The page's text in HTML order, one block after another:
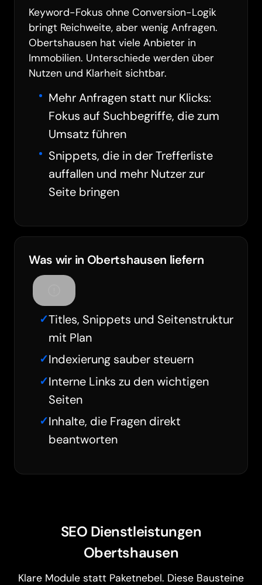
Keyword-Fokus ohne Conversion-Logik
bringt Reichweite, aber wenig Anfragen.
Obertshausen hat viele Anbieter in
Immobilien. Unterschiede werden über
Nutzen und Klarheit sichtbar.
Mehr Anfragen statt nur Klicks:
Fokus auf Suchbegriffe, die zum
Umsatz führen
Snippets, die in der Trefferliste
auffallen und mehr Nutzer zur
Seite bringen
Was wir in Obertshausen liefern
Titles, Snippets und Seitenstruktur
mit Plan
Indexierung sauber steuern
Interne Links zu den wichtigen
Seiten
Inhalte, die Fragen direkt
beantworten
SEO Dienstleistungen
Obertshausen
Klare Module statt Paketnebel. Diese Bausteine